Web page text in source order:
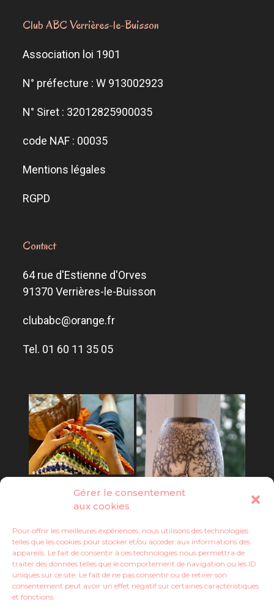
Gérer le consentement
aux cookies
Pour offrir les meilleures expériences, nous utilisons des technologies
telles que les cookies pour stocker et/ou accéder aux informations des
appareils. Le fait de consentir à ces technologies nous permettra de
traiter des données telles que le comportement de navigation ou les ID
uniques sur ce site. Le fait de ne pas consentir ou de retirer son
consentement peut avoir un effet négatif sur certaines caractéristiques
et fonctions.
Club ABC Verrières-le-Buisson
Association loi 1901
N° préfecture : W 913002923
N° Siret : 32012825900035
code NAF : 00035
Mentions légales
RGPD
Contact
64 rue d'Estienne d'Orves
91370 Verrières-le-Buisson
clubabc@orange.fr
Tel. 01 60 11 35 05